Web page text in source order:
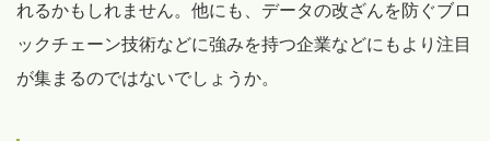
れるかもしれません。他にも、データの改ざんを防ぐブロ
ックチェーン技術などに強みを持つ企業などにもより注目
が集まるのではないでしょうか。